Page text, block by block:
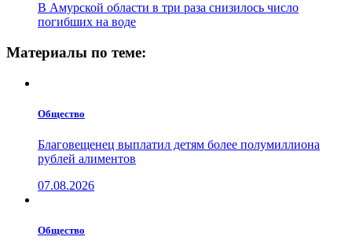
В Амурской области в три раза снизилось число
погибших на воде
Материалы по теме:
Общество
Благовещенец выплатил детям более полумиллиона
рублей алиментов
07.08.2026
Общество